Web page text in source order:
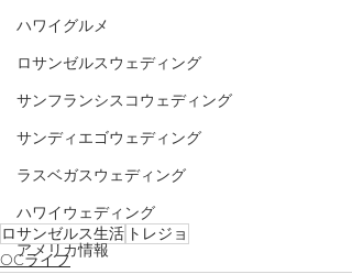
ハワイグルメ
ロサンゼルスウェディング
サンフランシスコウェディング
サンディエゴウェディング
ラスベガスウェディング
ハワイウェディング
アメリカ情報
ロサンゼルス生活 トレジョ
OCライフ